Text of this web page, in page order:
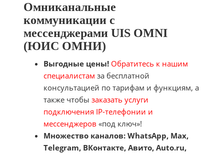
Омниканальные
коммуникации с
мессенджерами UIS OMNI
(ЮИС ОМНИ)
Выгодные цены! Обратитесь к нашим
специалистам за бесплатной
консультацией по тарифам и функциям, а
также чтобы заказать услуги
подключения IP-телефонии и
мессенджеров «под ключ»!
Множество каналов: WhatsApp, Max,
Telegram, ВКонтакте, Авито, Auto.ru,